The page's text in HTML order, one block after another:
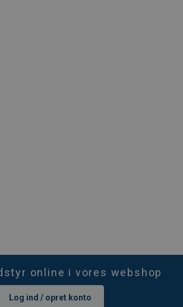
online i vores webshop
Log ind / opret konto